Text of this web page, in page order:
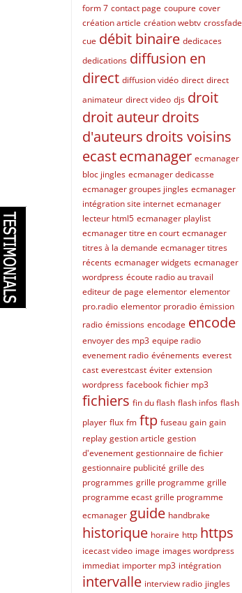
form 7 contact page coupure cover
création article création webtv crossfade
cue débit binaire dedicaces
dedications diffusion en
direct diffusion vidéo direct direct
animateur direct video djs droit
droit auteurdroits
d'auteurs droits voisins
ecastecmanager ecmanager
bloc jingles ecmanager dedicasse
ecmanager groupes jingles ecmanager
intégration site internet ecmanager
lecteur html5 ecmanager playlist
ecmanager titre en court ecmanager
titres à la demande ecmanager titres
récents ecmanager widgets ecmanager
wordpress écoute radio au travail
editeur de page elementor elementor
pro.radio elementor proradio émission
radio émissions encodage encode
envoyer des mp3 equipe radio
evenement radio événements everest
cast everestcast éviter extension
wordpress facebook fichier mp3
fichiers fin du flash flash infos flash
player flux fm ftp fuseau gain gain
replay gestion article gestion
d'evenement gestionnaire de fichier
gestionnaire publicité grille des
programmes grille programme grille
programme ecast grille programme
ecmanager guide handbrake
historique horaire http https
icecast video image images wordpress
immediat importer mp3 intégration
intervalle interview radio jingles